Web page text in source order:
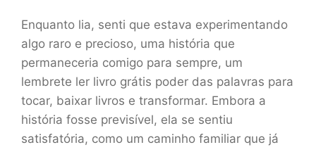
Enquanto lia, senti que estava experimentando
algo raro e precioso, uma história que
permaneceria comigo para sempre, um
lembrete ler livro grátis poder das palavras para
tocar, baixar livros e transformar. Embora a
história fosse previsível, ela se sentiu
satisfatória, como um caminho familiar que já